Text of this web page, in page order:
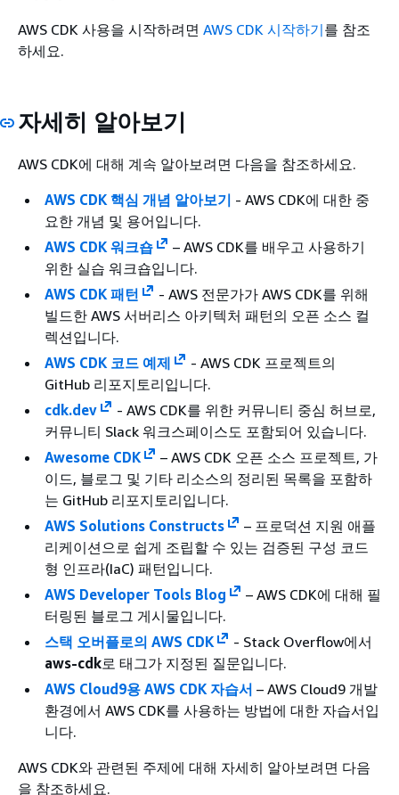
AWS CDK 사용을 시작하려면 AWS CDK 시작하기를 참조
하세요.
자세히 알아보기
AWS CDK에 대해 계속 알아보려면 다음을 참조하세요.
AWS CDK 핵심 개념 알아보기 - AWS CDK에 대한 중
요한 개념 및 용어입니다.
AWS CDK 워크숍
– AWS CDK를 배우고 사용하기
위한 실습 워크숍입니다.
AWS CDK 패턴
- AWS 전문가가 AWS CDK를 위해
빌드한 AWS 서버리스 아키텍처 패턴의 오픈 소스 컬
렉션입니다.
AWS CDK 코드 예제
- AWS CDK 프로젝트의
GitHub 리포지토리입니다.
cdk.dev
- AWS CDK를 위한 커뮤니티 중심 허브로,
커뮤니티 Slack 워크스페이스도 포함되어 있습니다.
Awesome CDK
– AWS CDK 오픈 소스 프로젝트, 가
이드, 블로그 및 기타 리소스의 정리된 목록을 포함하
는 GitHub 리포지토리입니다.
AWS Solutions Constructs
– 프로덕션 지원 애플
리케이션으로 쉽게 조립할 수 있는 검증된 구성 코드
형 인프라(IaC) 패턴입니다.
AWS Developer Tools Blog
– AWS CDK에 대해 필
터링된 블로그 게시물입니다.
스택 오버플로의 AWS CDK
- Stack Overflow에서
aws-cdk로 태그가 지정된 질문입니다.
AWS Cloud9용 AWS CDK 자습서 – AWS Cloud9 개발
환경에서 AWS CDK를 사용하는 방법에 대한 자습서입
니다.
AWS CDK와 관련된 주제에 대해 자세히 알아보려면 다음
을 참조하세요.